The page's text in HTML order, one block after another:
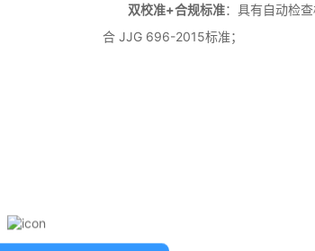
双校准+合规标准：具有自动检
合 JJG 696-2015标准；